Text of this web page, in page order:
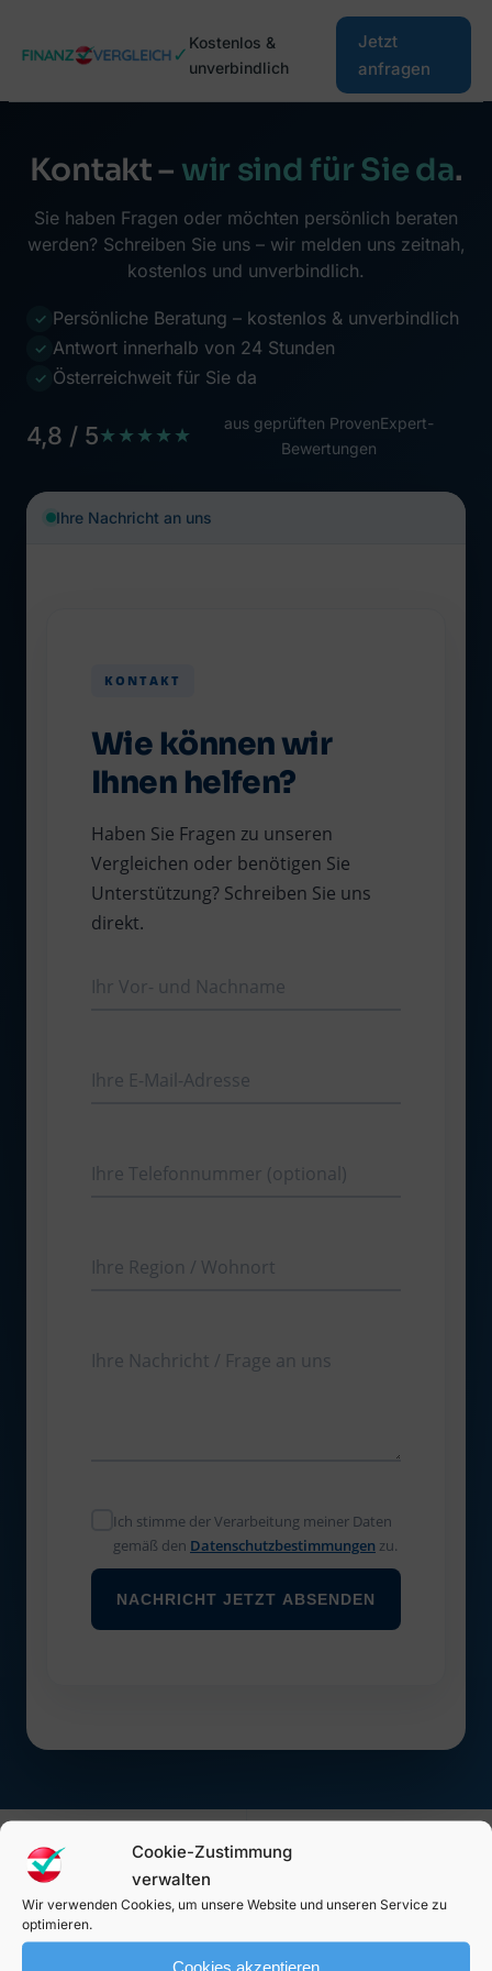
Cookie-Zustimmung
verwalten
Wir verwenden Cookies, um unsere Website und unseren Service zu
optimieren.
Cookies akzeptieren
Inhalt
✓
Kostenlos &
unverbindlich
Jetzt
anfragen
Kontakt – wir sind für Sie da.
Sie haben Fragen oder möchten persönlich beraten
werden? Schreiben Sie uns – wir melden uns zeitnah,
kostenlos und unverbindlich.
✓ Persönliche Beratung – kostenlos & unverbindlich
✓ Antwort innerhalb von 24 Stunden
✓ Österreichweit für Sie da
4,8 / 5★★★★★
aus geprüften ProvenExpert-
Bewertungen
Ihre Nachricht an uns
KONTAKT
Wie können wir
Ihnen helfen?
Haben Sie Fragen zu unseren
Vergleichen oder benötigen Sie
Unterstützung? Schreiben Sie uns
direkt.
Ihr Vor- und Nachname
Ihre E-Mail-Adresse
Ihre Telefonnummer (optional)
Ihre Region / Wohnort
Ihre Nachricht / Frage an uns
Ich stimme der Verarbeitung meiner Daten
gemäß den Datenschutzbestimmungen zu.
NACHRICHT JETZT ABSENDEN
✓
100 % kostenlos &
✓Schnelle Rückmeldung
✓Österreichweit ✓